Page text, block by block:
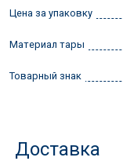
влажности не более 85%
Избегать попадания
Производитель:
Цена за упаковку
Материал тары
Товарный знак
Доставка